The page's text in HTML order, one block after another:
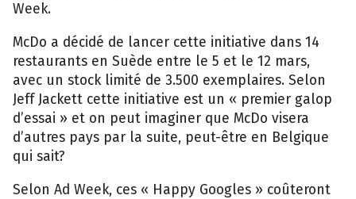
Week.
McDo a décidé de lancer cette initiative dans 14
restaurants en Suède entre le 5 et le 12 mars,
avec un stock limité de 3.500 exemplaires. Selon
Jeff Jackett cette initiative est un « premier galop
d’essai » et on peut imaginer que McDo visera
d’autres pays par la suite, peut-être en Belgique
qui sait?
Selon Ad Week, ces « Happy Googles » coûteront